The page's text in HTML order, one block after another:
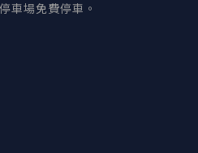
車場免費停車。